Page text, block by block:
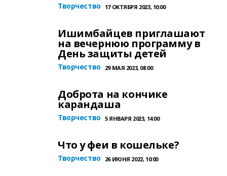
Творчество 17 ОКТЯБРЯ 2023, 10:00
Ишимбайцев приглашают
на вечернюю программу в
День защиты детей
Творчество 29 МАЯ 2023, 08:00
Доброта на кончике
карандаша
Творчество 5 ЯНВАРЯ 2023, 14:00
Что у феи в кошельке?
Творчество 26 ИЮНЯ 2022, 10:00